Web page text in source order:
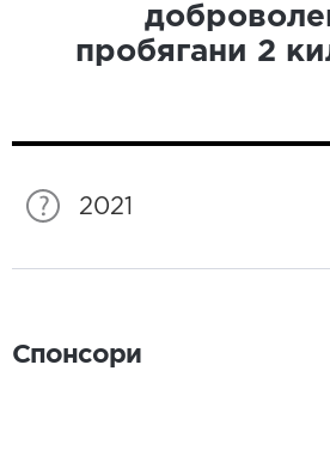
пробягани 2
2021
Спонсори